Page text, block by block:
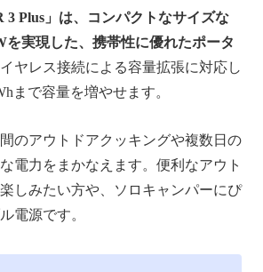
3 Plus」は、コンパクトなサイズな
を実現した、携帯性に優れたポータ
ヤレス接続による容量拡張に対応し
まで容量を増やせます。
のアウトドアクッキングや複数日の
電力をまかなえます。便利なアウト
しみたい方や、ソロキャンパーにぴ
電源です。